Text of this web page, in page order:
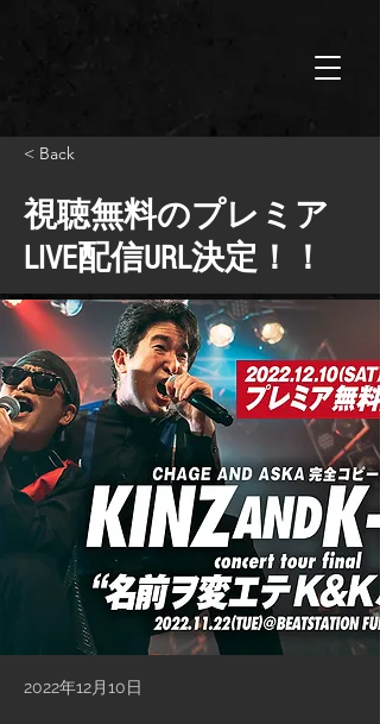
< Back
視聴無料のプレミア
LIVE配信URL決定！！
2022年12月10日